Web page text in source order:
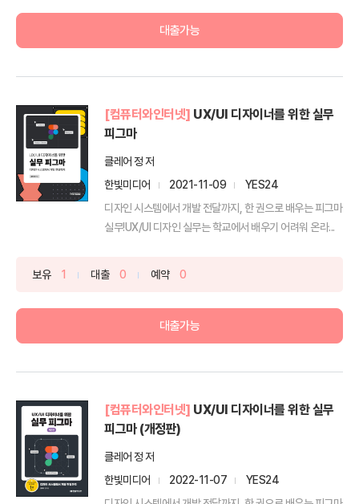
대출가능
[컴퓨터와인터넷] UX/UI 디자이너를 위한 실무
피그마
클레어 정 저
한빛미디어
2021-11-09
YES24
디자인 시스템에서 개발 전달까지, 한 권으로 배우는 피그마
실무!UX/UI 디자인 실무는 학교에서 배우기 어려워 온라...
보유 1 대출 0 예약 0
대출가능
[컴퓨터와인터넷] UX/UI 디자이너를 위한 실무
피그마 (개정판)
클레어 정 저
한빛미디어
2022-11-07
YES24